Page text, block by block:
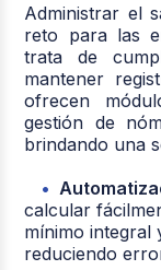
Administrar el
reto para las
trata de
mantener
ofrecen
gestión de
brindando una
calcular
mínimo integral
reduciendo